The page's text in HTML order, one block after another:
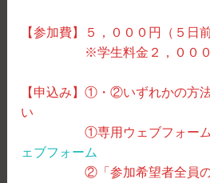
【参加費】５，０００円（５日
※学生料金２，０００
【申込み】①・②いずれかの方
い
①専用ウェブフォーム
ェブフォーム
②「参加希望者全員のお